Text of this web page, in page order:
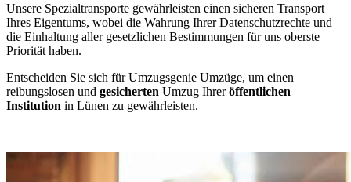
Unsere Spezialtransporte gewährleisten einen sicheren Transport
Ihres Eigentums, wobei die Wahrung Ihrer Datenschutzrechte und
die Einhaltung aller gesetzlichen Bestimmungen für uns oberste
Priorität haben.
Entscheiden Sie sich für Umzugsgenie Umzüge, um einen
reibungslosen und gesicherten Umzug Ihreröffentlichen
Institution in Lünen zu gewährleisten.